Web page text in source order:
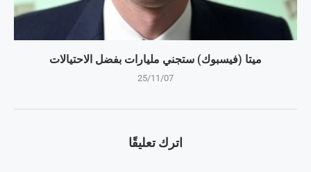
ميتا (فيسبوك) ستجني مليارات بفضل الاحتيالات
25/11/07
اترك تعليقًا